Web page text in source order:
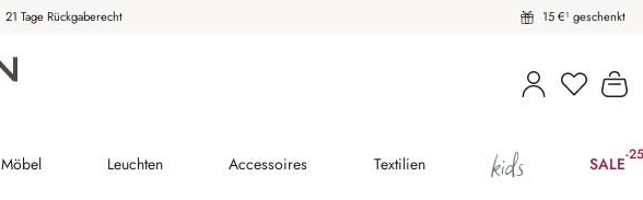
21 Tage Rückgaberecht 15 €¹ geschenkt
Möbel Leuchten Accessoires Textilien kids SALE-